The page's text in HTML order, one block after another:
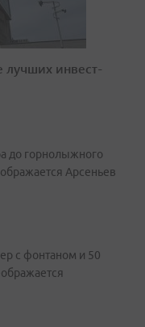
лучших инвест-
до горнолыжного
Арсеньев
с фонтаном и 50